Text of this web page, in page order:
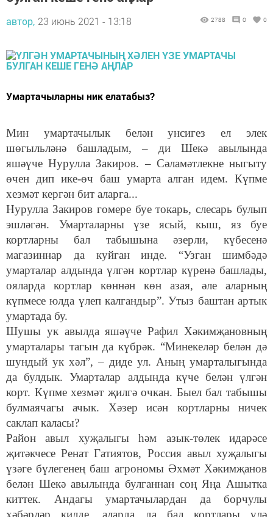
автор, 23 июнь 2021 - 13:18 2788 0 0
Умартачыларны ник елатабыз?
Мин умартачылык белән унсигез ел элек
шөгыльләнә башладым, – ди Шекә авылында
яшәүче Нурулла Закиров. – Сәламәтлекне ныгыту
өчен дип ике-өч баш умарта алган идем. Күпме
хезмәт кергән бит аларга...
Нурулла Закиров гомере буе токарь, слесарь булып
эшләгән. Умарталарны үзе ясый, кыш, яз буе
кортларны бал табышына әзерли, күбесенә
магазиннар да куйган инде. “Узган шимбәдә
умарталар алдында үлгән кортлар күренә башлады,
ояларда кортлар көннән көн азая, әле аларның
күпмесе юлда үлеп калгандыр”. Утыз баштан артык
умартада бу.
Шушы ук авылда яшәүче Рафил Хәкимҗановның
умарталары тагын да күбрәк. “Минекеләр белән дә
шундый ук хәл”, – диде ул. Аның умарталыгында
да булдык. Умарталар алдында күче белән үлгән
корт. Күпме хезмәт җилгә очкан. Быел бал табышы
булмаячагы ачык. Хәзер исән кортларны ничек
саклап каласы?
Район авыл хуҗалыгы һәм азык-төлек идарәсе
җитәкчесе Ренат Гатиятов, Россия авыл хуҗалыгы
үзәге бүлегенең баш агрономы Әхмәт Хәкимҗанов
белән Шекә авылында булганнан соң Яңа Ашытка
киттек. Андагы умартачылардан да борчулы
хәбәрләр килде, аларда да бал кортлары үлә